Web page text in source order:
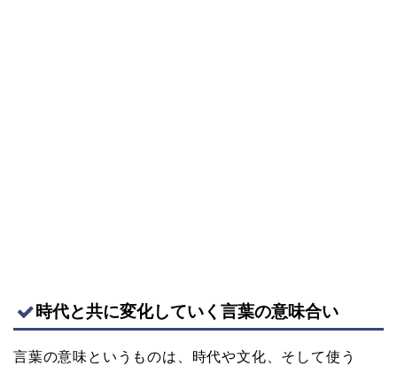
時代と共に変化していく言葉の意味合い
言葉の意味というものは、時代や文化、そして使う